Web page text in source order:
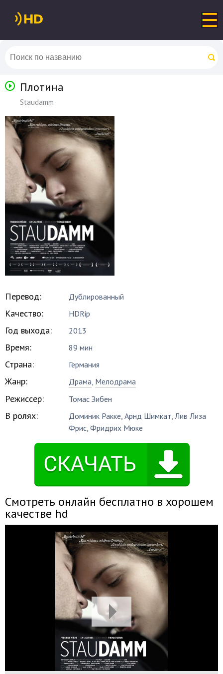
Плотина
Staudamm
Перевод: Дублированный
Качество: HDRip
Год выхода: 2013
Время: 89 мин
Страна: Германия
Жанр: Драма, Мелодрама
Режиссер: Томас Зибен
В ролях: Доминик Ракке,Арнд Шимкат,Лив Лиза
Фрис,Фридрих Мюке
Смотреть онлайн бесплатно в хорошем
качестве hd